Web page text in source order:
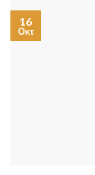
16
Οκτ